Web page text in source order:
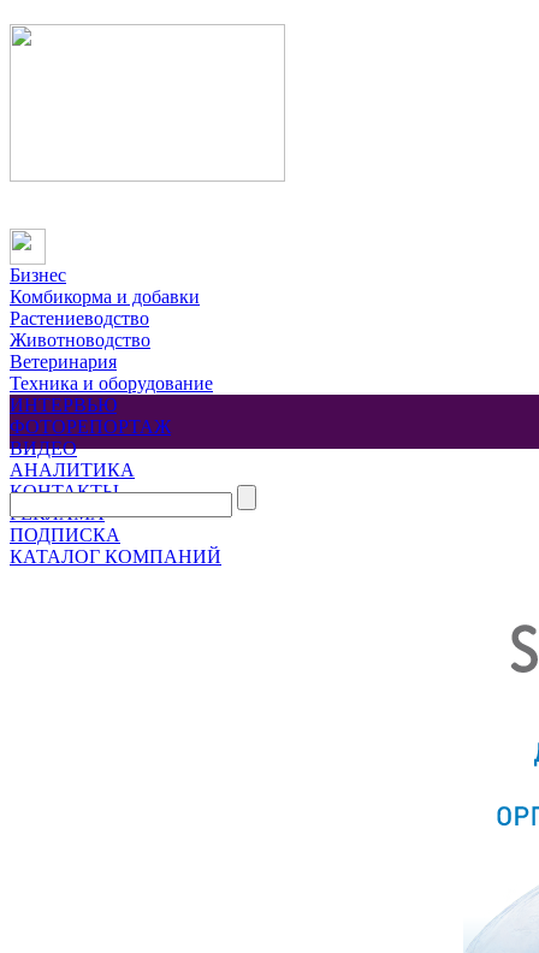
Бизнес
Комбикорма и добавки
Растениеводство
Животноводство
Ветеринария
Техника и оборудование
ИНТЕРВЬЮ
ФОТОРЕПОРТАЖ
ВИДЕО
АНАЛИТИКА
КОНТАКТЫ
РЕКЛАМА
ПОДПИСКА
КАТАЛОГ КОМПАНИЙ